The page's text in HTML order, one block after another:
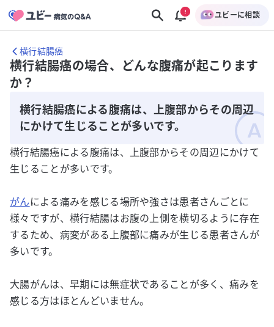
ユビーに相談
横行結腸癌
横行結腸癌の場合、どんな腹痛が起こります
か？
横行結腸癌による腹痛は、上腹部からその周辺
にかけて生じることが多いです。
横行結腸癌による腹痛は、上腹部からその周辺にかけて
生じることが多いです。
がん による痛みを感じる場所や強さは患者さんごとに
様々ですが、横行結腸はお腹の上側を横切るように存在
するため、病変がある上腹部に痛みが生じる患者さんが
多いです。
大腸がんは、早期には無症状であることが多く、痛みを
感じる方はほとんどいません。